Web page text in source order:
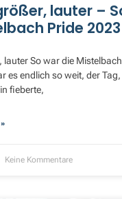
lauter –
Pride 2023
lauter So war die
es endlich so weit, der
fieberte,
Keine Kommentare